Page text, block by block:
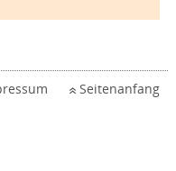
Seitenanfang